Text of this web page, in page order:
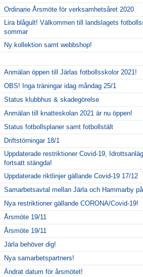
Ordinarie Årsmöte för verksamhetsåret 2020
Lira blågult! Välkommen till landslagets
sommar
Ny kollektion samt webbshop!
Anmälan öppen till Järlas fotbollsskolor 2021!
OBS! Inga träningar idag måndag 25/1
Status klubbhus & skadegörelse
Anmälan till knatteskolan 2021 är nu öppen!
Status fotbollsplaner samt fotbollstält
Driftstörningar 18/1
Uppdaterade restriktioner Covid-19,
fortsatt stängda!
Uppdaterade riktlinjer gällande Covid-19 17/12
Samarbetsavtal mellan Järla och Hammarby
Nya restriktioner gällande CORONA/Covid-19!
Årsmöte 19/11
Årsmöte 19/11
Järla behöver dig!
Nya samarbetspartners!
Ändrat datum för årsmötet!